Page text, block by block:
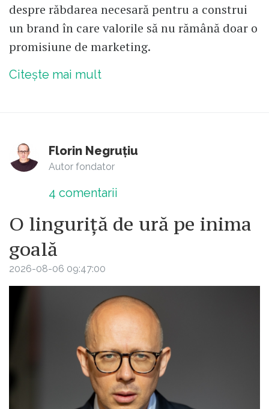
despre răbdarea necesară pentru a construi
un brand în care valorile să nu rămână doar o
promisiune de marketing.
Citește mai mult
Florin Negruțiu
Autor fondator
4 comentarii
O linguriță de ură pe inima
goală
2026-08-06 09:47:00